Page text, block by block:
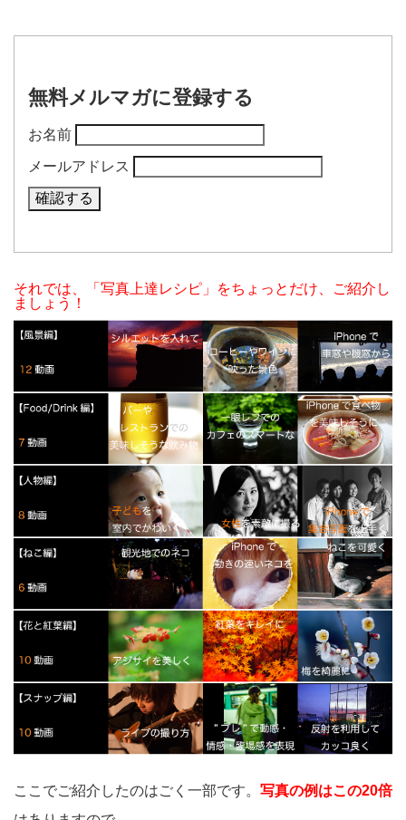
無料メルマガに登録する
お名前
メールアドレス
それでは、「写真上達レシピ」をちょっとだけ、ご紹介し
ましょう！
ここでご紹介したのはごく一部です。 写真の例はこの20倍